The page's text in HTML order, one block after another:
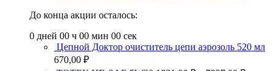
До конца акции осталось:
0 дней 00 ч 00 мин 00 сек
Цепной Доктор очиститель цепи аэрозоль 520 мл
670,00 ₽